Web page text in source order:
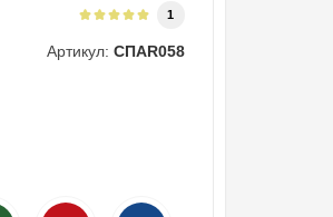
1
Артикул: СПAR058